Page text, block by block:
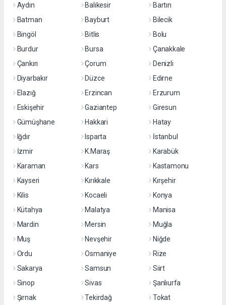
Aydın
Balıkesir
Bartın
Batman
Bayburt
Bilecik
Bingöl
Bitlis
Bolu
Burdur
Bursa
Çanakkale
Çankırı
Çorum
Denizli
Diyarbakır
Düzce
Edirne
Elazığ
Erzincan
Erzurum
Eskişehir
Gaziantep
Giresun
Gümüşhane
Hakkari
Hatay
Iğdır
Isparta
İstanbul
İzmir
K.Maraş
Karabük
Karaman
Kars
Kastamonu
Kayseri
Kırıkkale
Kırşehir
Kilis
Kocaeli
Konya
Kütahya
Malatya
Manisa
Mardin
Mersin
Muğla
Muş
Nevşehir
Niğde
Ordu
Osmaniye
Rize
Sakarya
Samsun
Siirt
Sinop
Sivas
Şanlıurfa
Şırnak
Tekirdağ Tokat